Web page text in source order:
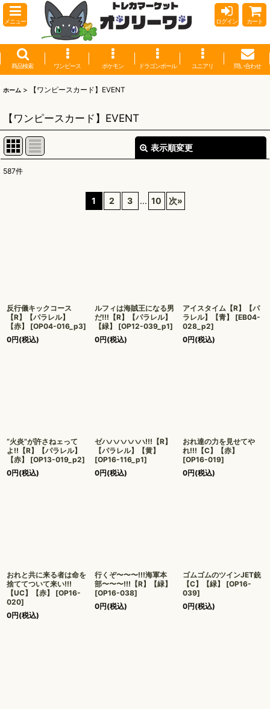
メニュー ログイン カート
商品検索 ワンピース ポケモン ドラゴンボール ユニアリ 問い合わせ
ホーム > 【ワンピースカード】EVENT
【ワンピースカード】EVENT
表示順変更
587件
1 2 3 ... 10 次»
反行儀キックコース
【R】【パラレル】
【赤】
[OP04-016_p3]
0円(税込)
ルフィは海賊王になる男
だ!!!【R】【パラレル】
【緑】
[OP12-039_p1]
0円(税込)
アイスタイム【R】【パ
ラレル】【青】
[EB04-
028_p2]
0円(税込)
“火炎”が許さねェって
よ!!【R】【パラレル】
【赤】
[OP13-019_p2]
0円(税込)
ゼハハハハハハ!!!【R】
【パラレル】【黄】
[OP16-116_p1]
0円(税込)
おれ達の力を見せてや
れ!!!【C】【赤】
[OP16-019]
0円(税込)
おれと共に来る者は命を
捨ててついて来い!!!
【UC】【赤】
[OP16-
020]
0円(税込)
行くぞ〜〜〜!!!海軍本
部〜〜〜!!!【R】【緑】
[OP16-038]
0円(税込)
ゴムゴムのツインJET銃
【C】【緑】
[OP16-
039]
0円(税込)